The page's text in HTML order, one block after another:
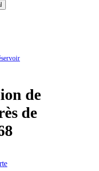
de
de